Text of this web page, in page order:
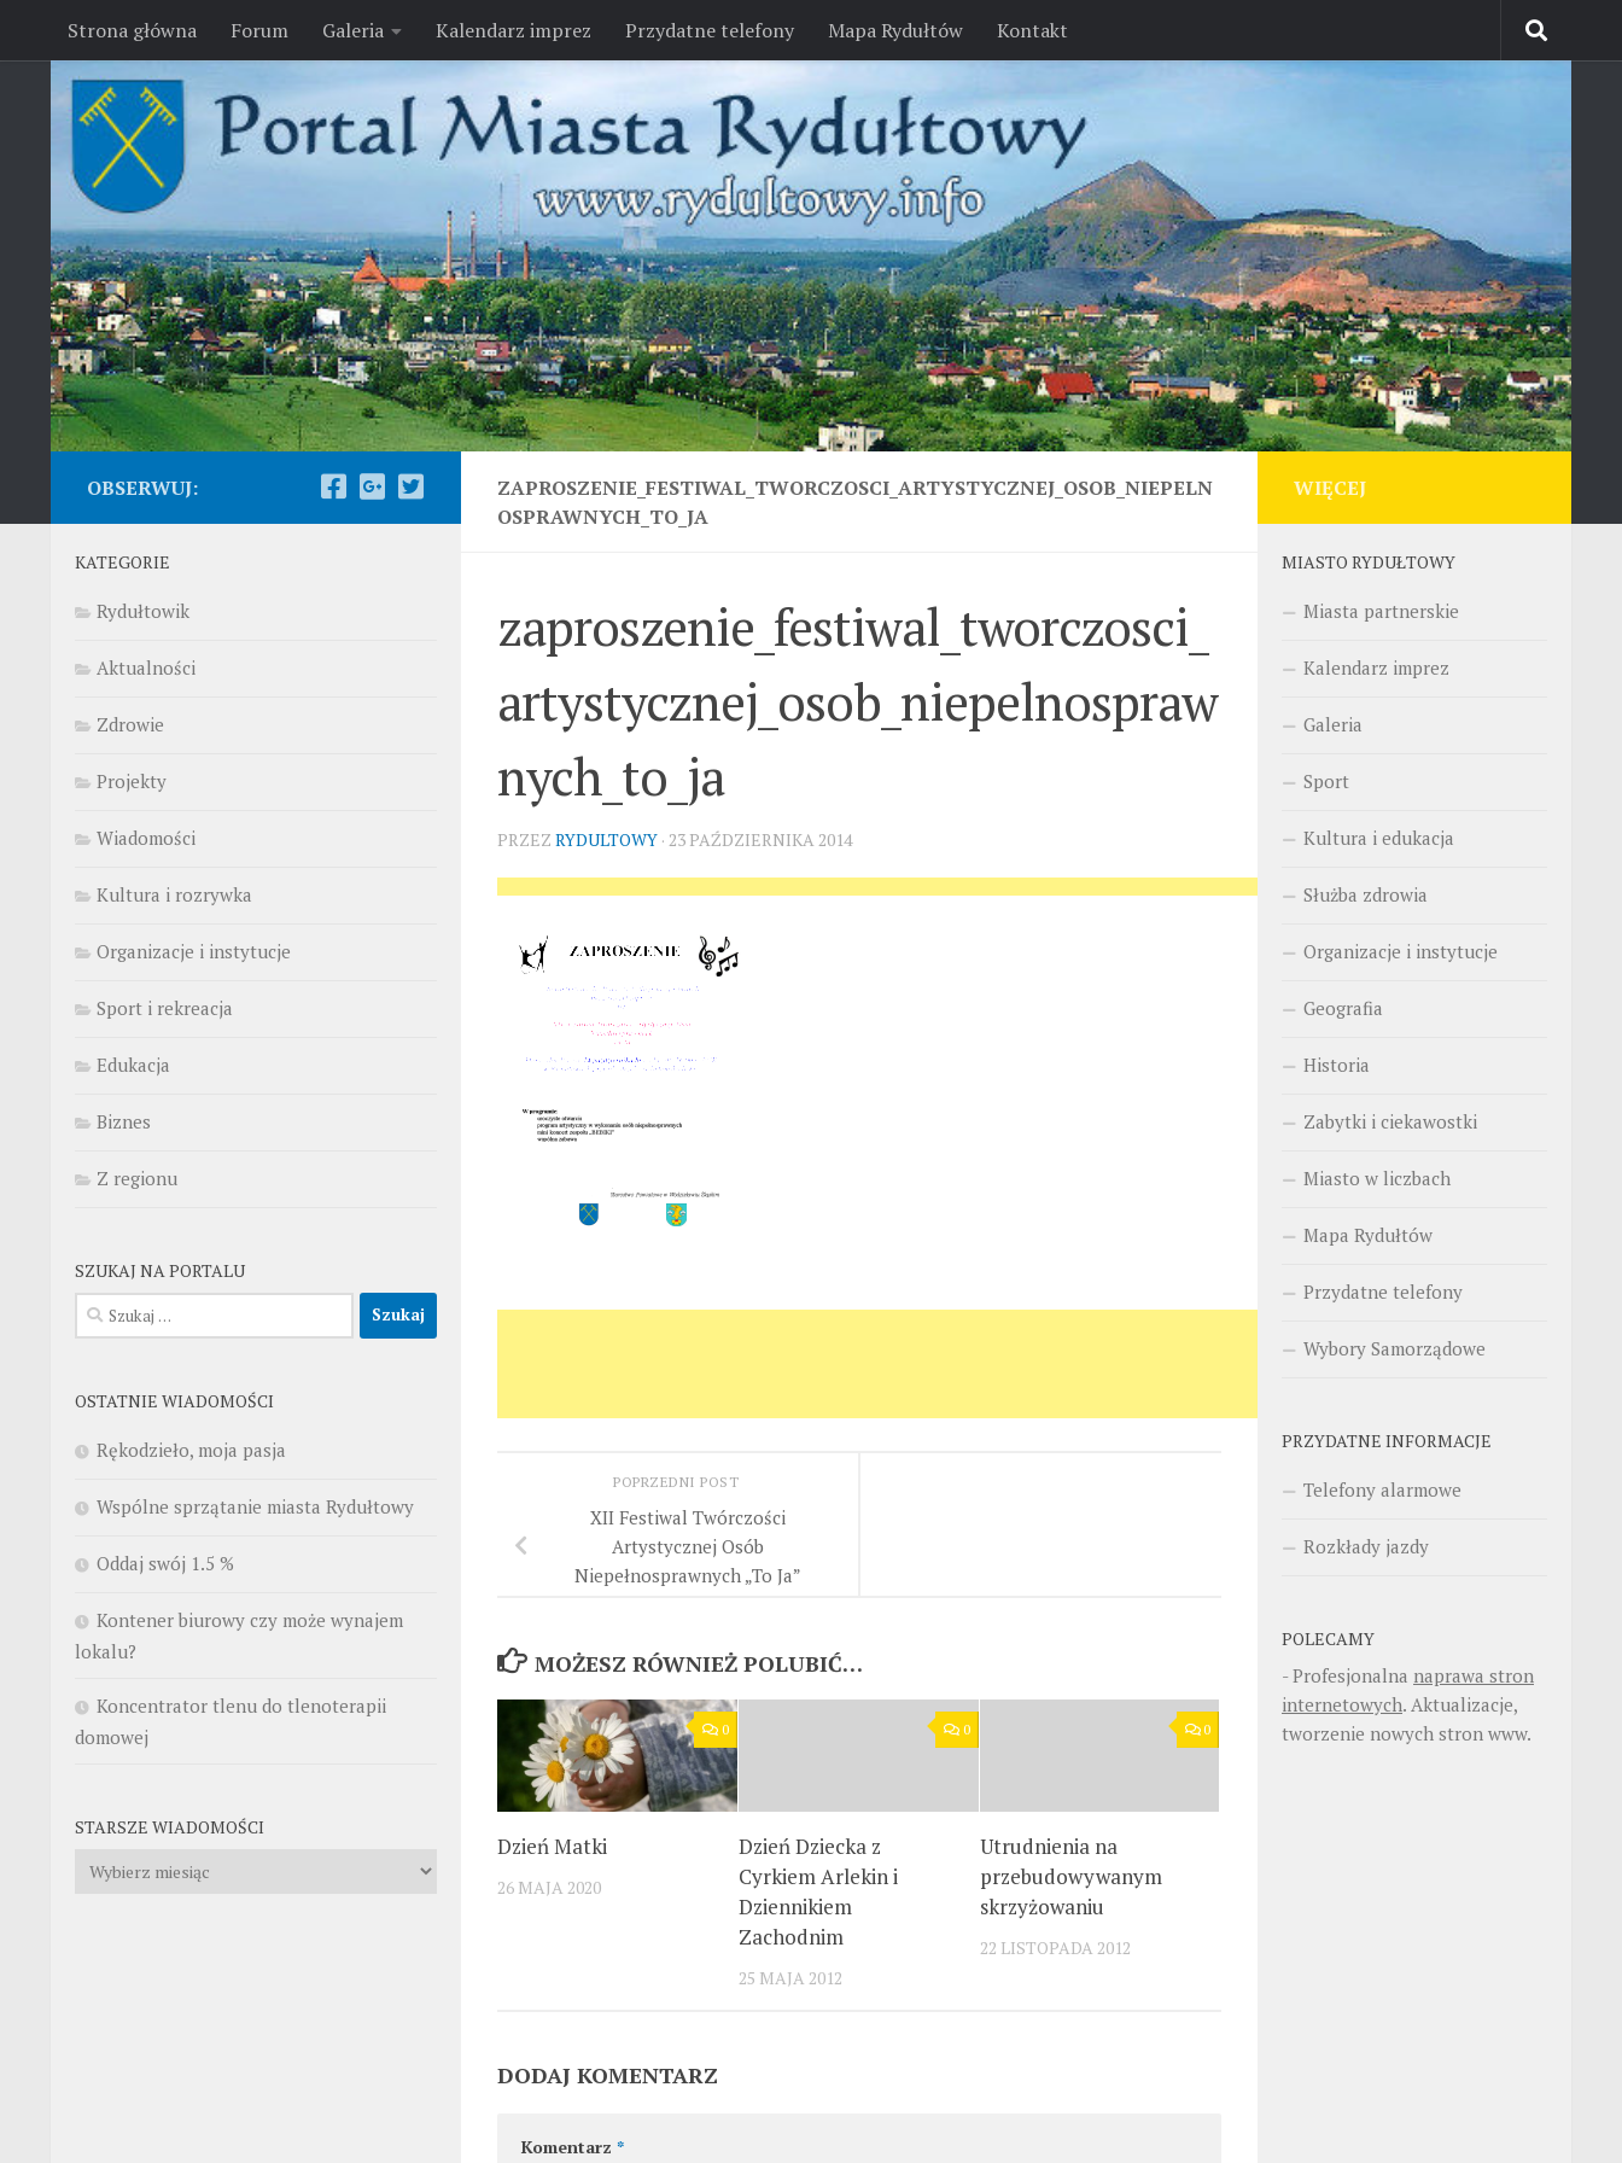
Przejdź do treści
Strona główna Forum Galeria Kalendarz imprez Przydatne telefony Mapa Rydułtów Kontakt
ZAPROSZENIE_FESTIWAL_TWORCZOSCI_ARTYSTYCZNEJ_OSOB_NIEPELN
OSPRAWNYCH_TO_JA
zaproszenie_festiwal_tworczosci_
artystycznej_osob_niepelnospraw
nych_to_ja
PRZEZ RYDULTOWY · 23 PAŹDZIERNIKA 2014
POPRZEDNI POST
XII Festiwal Twórczości
Artystycznej Osób
Niepełnosprawnych „To Ja”
MOŻESZ RÓWNIEŻ POLUBIĆ…
0
Dzień Matki
26 MAJA 2020
0
Dzień Dziecka z
Cyrkiem Arlekin i
Dziennikiem
Zachodnim
25 MAJA 2012
0
Utrudnienia na
przebudowywanym
skrzyżowaniu
22 LISTOPADA 2012
DODAJ KOMENTARZ
Komentarz *
OBSERWUJ:
KATEGORIE
Rydułtowik
Aktualności
Zdrowie
Projekty
Wiadomości
Kultura i rozrywka
Organizacje i instytucje
Sport i rekreacja
Edukacja
Biznes
Z regionu
SZUKAJ NA PORTALU
Szukaj:
OSTATNIE WIADOMOŚCI
Rękodzieło, moja pasja
Wspólne sprzątanie miasta Rydułtowy
Oddaj swój 1.5 %
Kontener biurowy czy może wynajem
lokalu?
Koncentrator tlenu do tlenoterapii
domowej
STARSZE WIADOMOŚCI
Starsze
WIĘCEJ
MIASTO RYDUŁTOWY
Miasta partnerskie
Kalendarz imprez
Galeria
Sport
Kultura i edukacja
Służba zdrowia
Organizacje i instytucje
Geografia
Historia
Zabytki i ciekawostki
Miasto w liczbach
Mapa Rydułtów
Przydatne telefony
Wybory Samorządowe
PRZYDATNE INFORMACJE
Telefony alarmowe
Rozkłady jazdy
POLECAMY
- Profesjonalna naprawa stron
internetowych. Aktualizacje,
tworzenie nowych stron www.